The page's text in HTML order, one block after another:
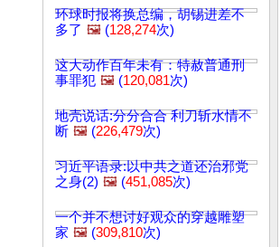
环球时报将换总编，胡锡进差不
多了 🖼️ (128,274次)
这大动作百年未有：特赦普通刑
事罪犯 🖼️ (120,081次)
地壳说话:分分合合 利刀斩水情不
断 🖼️ (226,479次)
习近平语录:以中共之道还治邪党
之身(2) 🖼️ (451,085次)
一个并不想讨好观众的穿越雕塑
家 🖼️ (309,810次)